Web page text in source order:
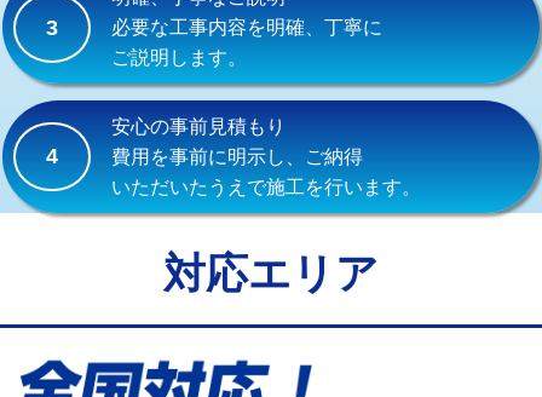
持込商品取付（混合水栓） 16,500円
持込商品取付（浄水器・分岐水栓） 16,500円
給水管工事※（ホール加工)
給水管工事※（バンド止め) 3,300円
給水管工事※（保温材使用（バンド止
5,500円
給水管工事※（土の掘削・埋め戻し作
業)
3
必要な工事内容を明確、丁寧に
ご説明します。
4
安心の事前見積もり
費用を事前に明示し、ご納得
いただいたうえで施工を行います。
対応エリア